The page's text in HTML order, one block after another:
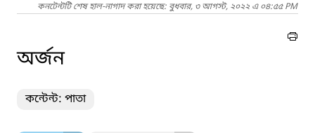
কনটেন্টটি শেষ হাল-নাগাদ করা হয়েছে: বুধবার, ৩ আগস্ট, ২০২২ এ ০৪:৫৫ PM
অর্জন
কন্টেন্ট: পাতা